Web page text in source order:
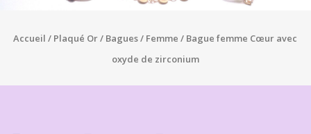
Accueil / Plaqué Or/ Bagues/ Femme / Bague femme Cœur avec
oxyde de zirconium